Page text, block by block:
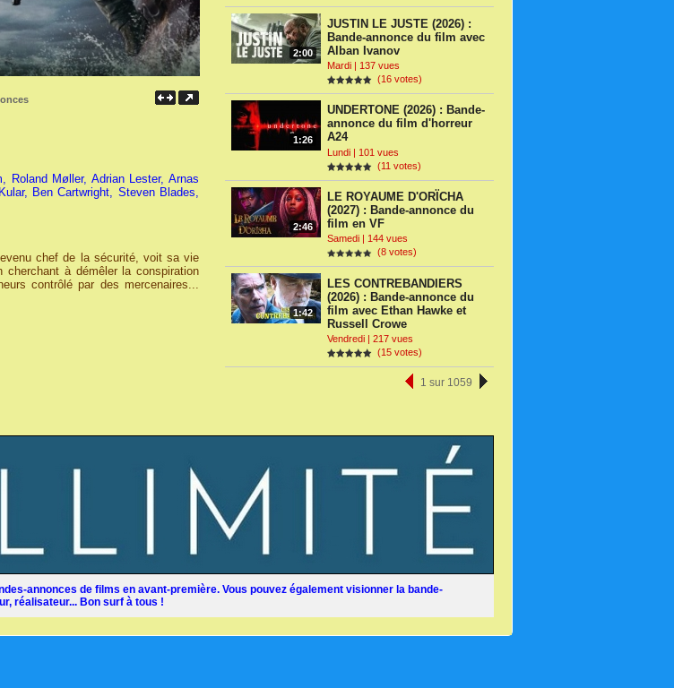
2:00
JUSTIN LE JUSTE (2026) :
Bande-annonce du film avec
Alban Ivanov
Mardi | 137 vues
(16 votes)
1:26
UNDERTONE (2026) : Bande-
annonce du film d'horreur
A24
Lundi | 101 vues
(11 votes)
2:46
LE ROYAUME D'ORÏCHA
(2027) : Bande-annonce du
film en VF
Samedi | 144 vues
(8 votes)
1:42
LES CONTREBANDIERS
(2026) : Bande-annonce du
film avec Ethan Hawke et
Russell Crowe
Vendredi | 217 vues
(15 votes)
1 sur 1059
Roland Møller, Adrian Lester, Arnas
Ben Cartwright, Steven Blades,
chef de la sécurité, voit sa vie
à démêler la conspiration
contrôlé par des mercenaires...
annonces de films en avant-première. Vous pouvez également visionner la bande-
réalisateur... Bon surf à tous !